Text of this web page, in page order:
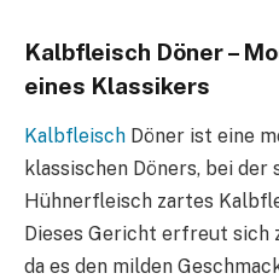
Kalbfleisch Döner –
eines Klassikers
Kalbfleisch Döner ist eine
klassischen Döners, bei der
Hühnerfleisch zartes
Dieses Gericht erfreut sich
da es den milden